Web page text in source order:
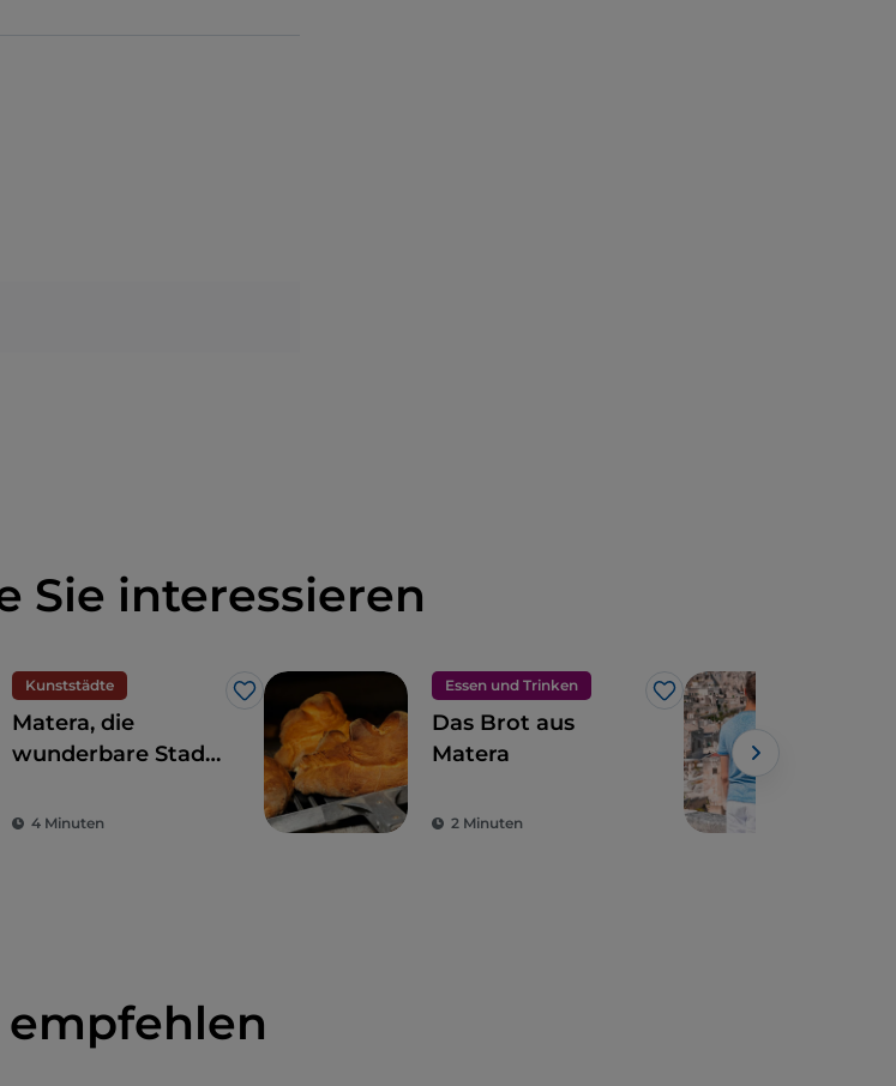
Sie interessieren
Kunststädte
Like
Matera, die
wunderbare Stadt
des4 Minuten
Essen und Trinken
Like
Das Brot aus
Matera
2 Minuten